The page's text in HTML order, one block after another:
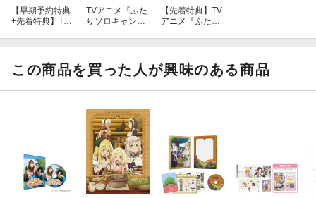
【早期予約特典
+先着特典】TV
巻【Blu-ray】
(オリジナル絵柄
TVアニメ『ふた
りソロキャン
【先着特典】TV
アニメ『ふたり
(シリアルナンバ
ー入り応募券)
この商品を買った人が興味のある商品